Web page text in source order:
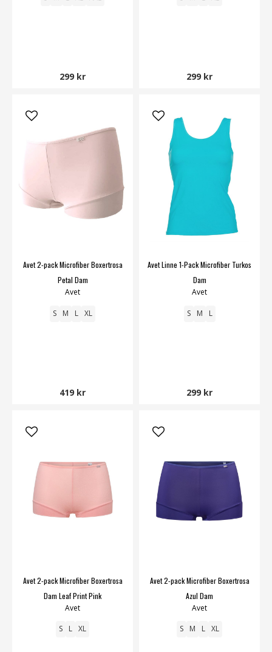
299 kr 299 kr
Avet 2-pack Microfiber Boxertrosa
Petal Dam
Avet
S M L XL
419 kr
Avet Linne 1-Pack Microfiber Turkos
Dam
Avet
S M L
299 kr
Avet 2-pack Microfiber Boxertrosa
Dam Leaf Print Pink
Avet
S L XL
Avet 2-pack Microfiber Boxertrosa
Azul Dam
Avet
S M L XL